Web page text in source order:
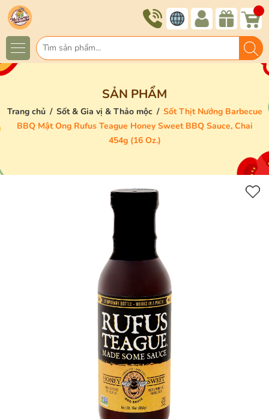
SẢN PHẨM
Trang chủ / Sốt & Gia vị & Thảo mộc / Sốt Thịt Nướng Barbecue
BBQ Mật Ong Rufus Teague Honey Sweet BBQ Sauce, Chai
454g (16 Oz.)